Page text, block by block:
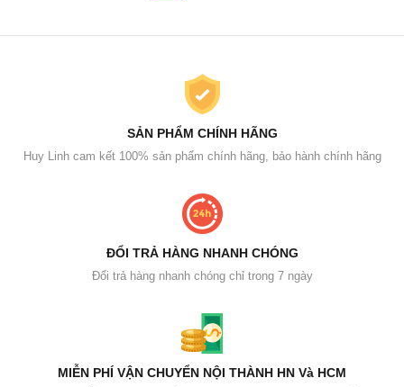
SẢN PHẨM CHÍNH HÃNG
Huy Linh cam kết 100% sản phẩm chính hãng, bảo hành chính hãng
ĐỔI TRẢ HÀNG NHANH CHÓNG
Đổi trả hàng nhanh chóng chỉ trong 7 ngày
MIỄN PHÍ VẬN CHUYỂN NỘI THÀNH HN Và HCM